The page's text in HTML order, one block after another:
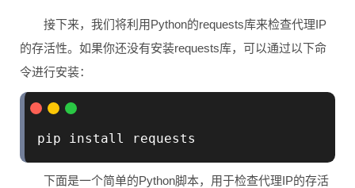
接下来，我们将利用Python的requests库来检查代理IP
的存活性。如果你还没有安装requests库，可以通过以下命
令进行安装：
pip install requests
下面是一个简单的Python脚本，用于检查代理IP的存活